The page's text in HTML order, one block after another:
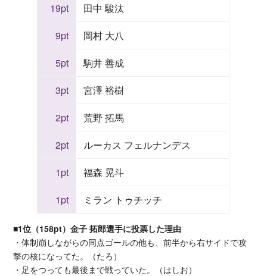
19pt
田中 駿汰
9pt
岡村 大八
5pt
駒井 善成
3pt
宮澤 裕樹
2pt
荒野 拓馬
2pt
ルーカス フェルナンデス
1pt
福森 晃斗
1pt
ミラン トゥチッチ
■1位（158pt）金子 拓郎選手に投票した理由
・体制崩しながらの同点ゴールの他も、前半から右サイドで攻
撃の核になってた。（たろ）
・足をつっても最後まで戦っていた。（はしお）